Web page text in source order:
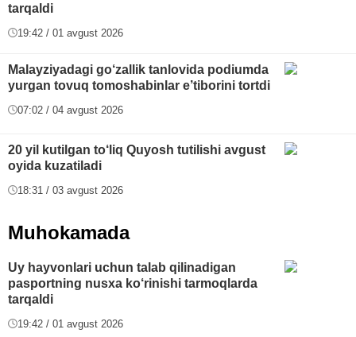
tarqaldi
19:42 / 01 avgust 2026
Malayziyadagi go‘zallik tanlovida podiumda
yurgan tovuq tomoshabinlar e’tiborini tortdi
07:02 / 04 avgust 2026
20 yil kutilgan to‘liq Quyosh tutilishi avgust
oyida kuzatiladi
18:31 / 03 avgust 2026
Muhokamada
Uy hayvonlari uchun talab qilinadigan
pasportning nusxa ko‘rinishi tarmoqlarda
tarqaldi
19:42 / 01 avgust 2026